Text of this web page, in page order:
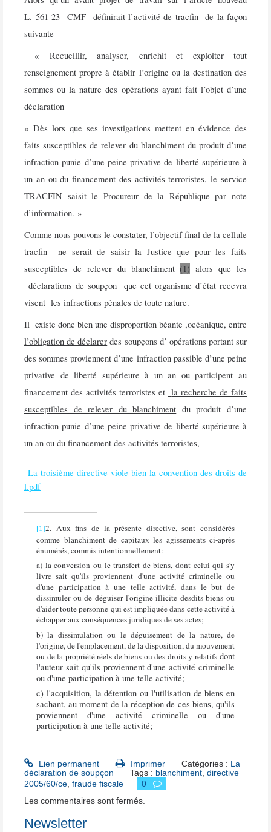
L. 561-23 CMF
définirait l’activité de tracfin de la façon
suivante
« Recueillir, analyser, enrichit et exploiter tout
renseignement propre à établir l’origine ou la destination des
sommes ou la nature des opérations ayant fait l’objet d’une
déclaration
« Dès lors que ses investigations mettent en évidence des
faits susceptibles de relever du blanchiment du produit d’une
infraction punie d’une peine privative de liberté supérieure à
un an ou du financement des activités terroristes, le service
TRACFIN saisit le Procureur de la République par note
d’information. »
Comme nous pouvons le constater, l’objectif final de la cellule
tracfin
ne serait de saisir la Justice que pour lesfaits
susceptibles de relever du blanchiment (1) alors que les
déclarations de soupçon
que cet organisme d’état recevra
visent les infractions pénales de toute nature.
Il existe donc bien une disproportion béante ,océanique, entre
l’obligation de déclarer des soupçons d’ opérations portant sur
des sommes proviennent d’une infraction passible d’une peine
privative de liberté supérieure à un an ou participent au
financement des activités terroristes et la recherche de faits
susceptibles de relever du blanchiment du produit d’une
infraction punie d’une peine privative de liberté supérieure à
un an ou du financement des activités terroristes,
La troisième directive viole bien la convention des droits de
l.pdf
[1]2. Aux fins de la présente directive, sont considérés
comme blanchiment de capitaux les agissements ci-après
énumérés, commis intentionnellement:
a) la conversion ou le transfert de biens, dont celui qui s'y
livre sait qu'ils proviennent d'une activité criminelle ou
d'une participation à une telle activité, dans le but de
dissimuler ou de déguiser l'origine illicite desdits biens ou
d'aider toute personne qui est impliquée dans cette activité à
échapper aux conséquences juridiques de ses actes;
b) la dissimulation ou le déguisement de la nature, de
l'origine, de l'emplacement, de la disposition, du mouvement
ou de la propriété réels de biens ou des droits y relatifs dont
l'auteur sait qu'ils proviennent d'une activité criminelle
ou d'une participation à une telle activité;
c) l'acquisition, la détention ou l'utilisation de biens en
sachant, au moment de la réception de ces biens, qu'ils
proviennent d'une activité criminelle ou d'une
participation à une telle activité;
Lien permanent Imprimer Catégories : La
déclaration de soupçon
Tags : blanchiment ,directive
2005/60/ce fraude fiscale
0
Les commentaires sont fermés.
Newsletter